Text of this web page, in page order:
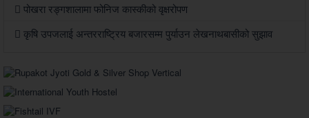
पोखरा रङ्गशालामा फोनिज कास्कीको वृक्षरोपण
कृषि उपजलाई अन्तरराष्ट्रिय बजारसम्म पुर्याउन लेखनाथबासीको सुझाव